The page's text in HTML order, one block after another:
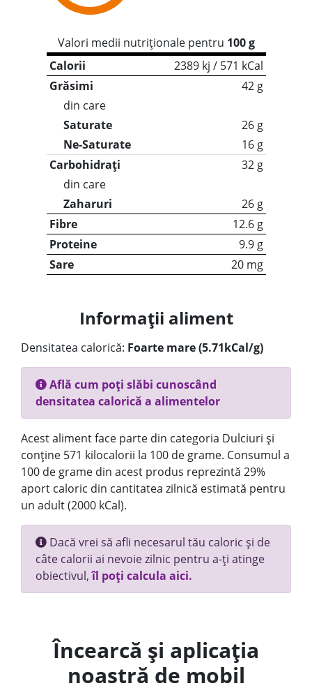
Valori medii nutriționale pentru 100 g
Calorii
2389 kj / 571 kCal
Grăsimi
42 g
din care
Saturate
26 g
Ne-Saturate
16 g
Carbohidrați
32 g
din care
Zaharuri
26 g
Fibre
12.6 g
Proteine
9.9 g
Sare
20 mg
Informații aliment
Densitatea calorică: Foarte mare (5.71kCal/g)
Află cum poți slăbi cunoscând
densitatea calorică a alimentelor
Acest aliment face parte din categoria Dulciuri și
conține 571 kilocalorii la 100 de grame. Consumul a
100 de grame din acest produs reprezintă 29%
aport caloric din cantitatea zilnică estimată pentru
un adult (2000 kCal).
Dacă vrei să afli necesarul tău caloric și de
câte calorii ai nevoie zilnic pentru a-ți atinge
obiectivul,îl poți calcula aici.
Încearcă și aplicația
noastră de mobil